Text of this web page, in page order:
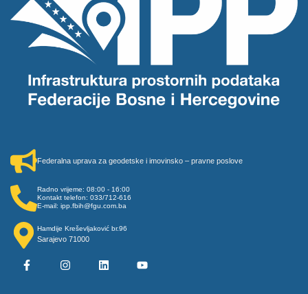
Federalna uprava za geodetske i imovinsko – pravne poslove
Radno vrijeme: 08:00 - 16:00
Kontakt telefon: 033/712-616
E-mail: ipp.fbih@fgu.com.ba
Hamdije Kreševljaković br.96
Sarajevo 71000